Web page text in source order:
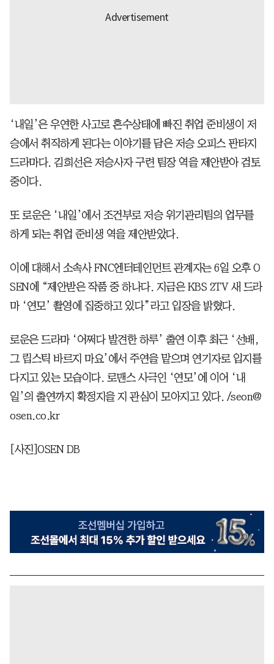
‘내일’은 우연한 사고로 혼수상태에 빠진 취업 준비생이 저
승에서 취직하게 된다는 이야기를 담은 저승 오피스 판타지
드라마다. 김희선은 저승사자 구련 팀장 역을 제안받아 검토
중이다.
또 로운은 ‘내일’에서 조건부로 저승 위기관리팀의 업무를
하게 되는 취업 준비생 역을 제안받았다.
이에 대해서 소속사 FNC엔터테인먼트 관계자는 6일 오후 O
SEN에 “제안받은 작품 중 하나다. 지금은 KBS 2TV 새 드라
마 ‘연모’ 촬영에 집중하고 있다”라고 입장을 밝혔다.
로운은 드라마 ‘어쩌다 발견한 하루’ 출연 이후 최근 ‘선배,
그 립스틱 바르지 마요’에서 주연을 맡으며 연기자로 입지를
다지고 있는 모습이다. 로맨스 사극인 ‘연모’에 이어 ‘내
일’의 출연까지 확정지을 지 관심이 모아지고 있다. /seon@
osen.co.kr
[사진]OSEN DB